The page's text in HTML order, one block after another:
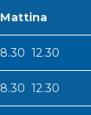
Mattina
8.30 12.30
8.30 12.30